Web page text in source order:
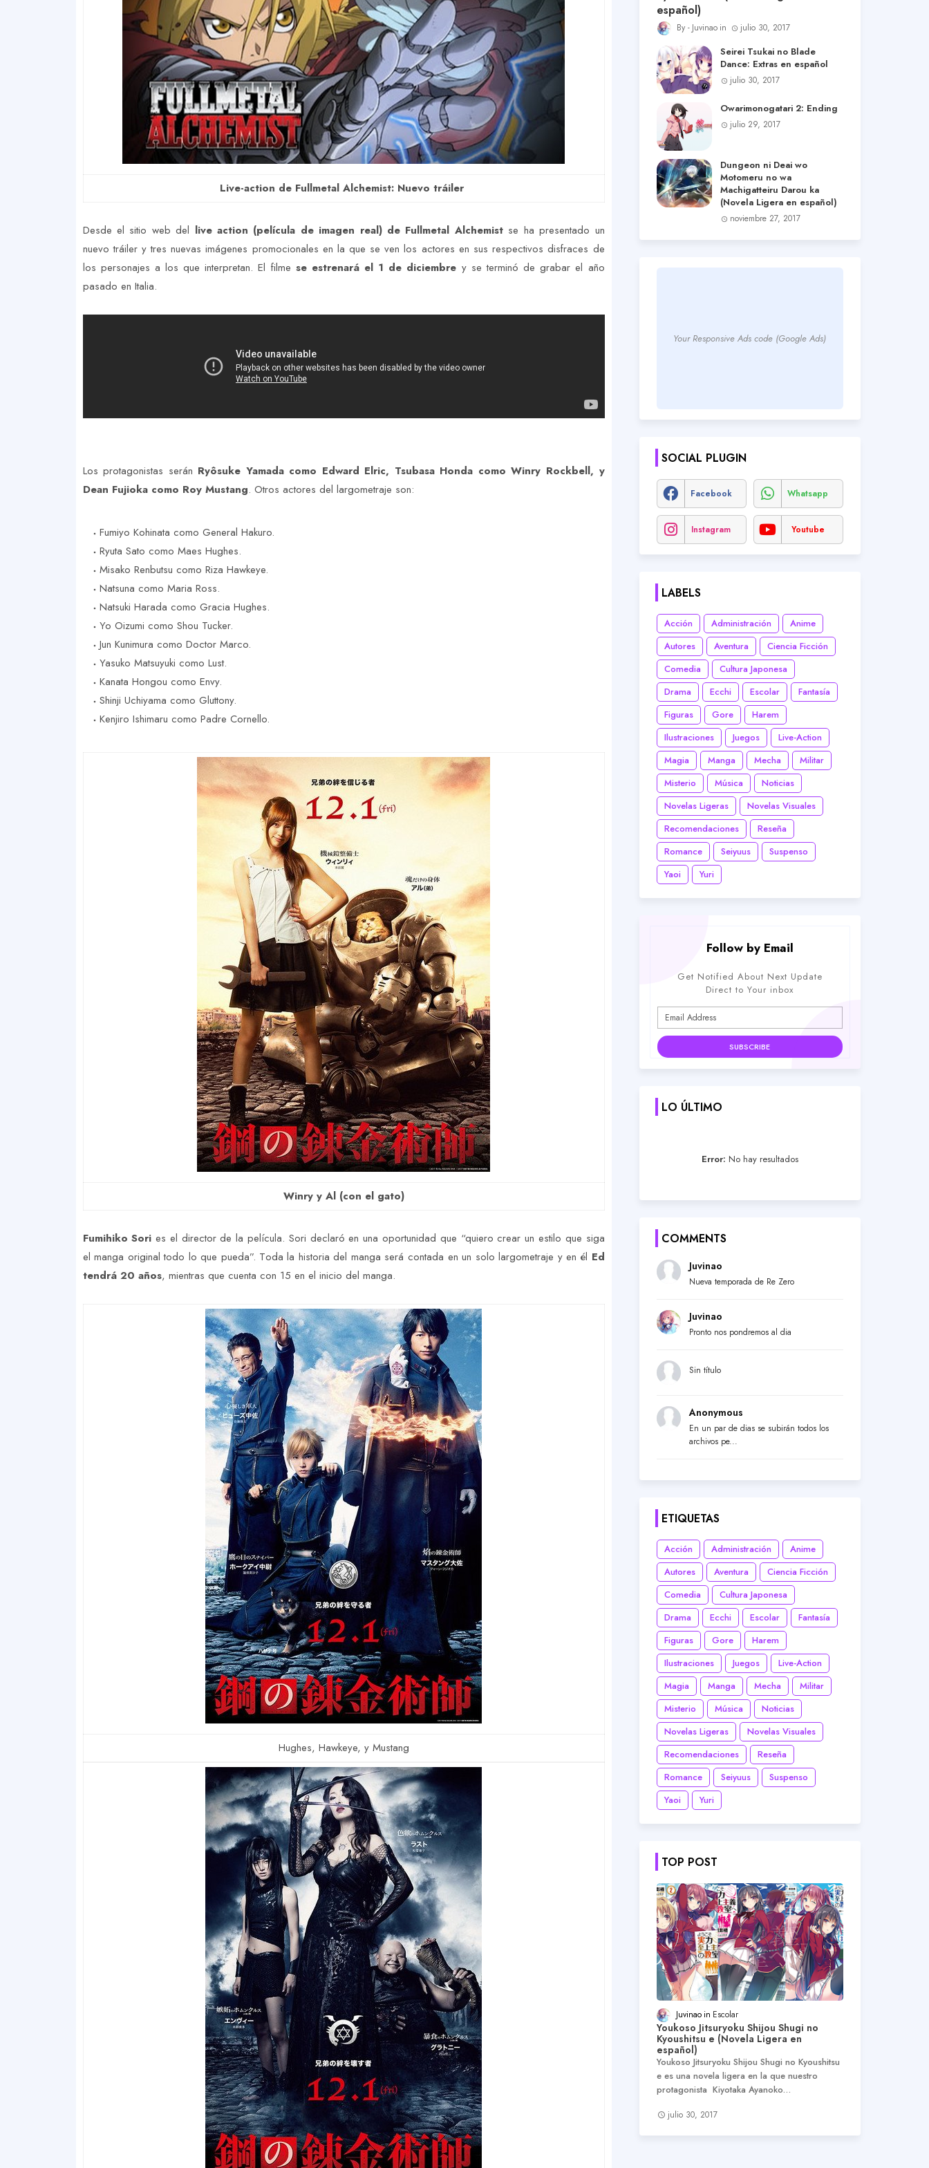
Live-action de Fullmetal Alchemist: Nuevo tráiler
Desde el sitio web del live action (película de imagen real) de Fullmetal Alchemist se ha presentado un
nuevo tráiler y tres nuevas imágenes promocionales en la que se ven los actores en sus respectivos disfraces de
los personajes a los que interpretan. El filme se estrenará el 1 de diciembre y se terminó de grabar el año
pasado en Italia.
Los protagonistas serán Ryôsuke Yamada como Edward Elric, Tsubasa Honda como Winry Rockbell, y
Dean Fujioka como Roy Mustang. Otros actores del largometraje son:
Fumiyo Kohinata como General Hakuro.
Ryuta Sato como Maes Hughes.
Misako Renbutsu como Riza Hawkeye.
Natsuna como Maria Ross.
Natsuki Harada como Gracia Hughes.
Yo Oizumi como Shou Tucker.
Jun Kunimura como Doctor Marco.
Yasuko Matsuyuki como Lust.
Kanata Hongou como Envy.
Shinji Uchiyama como Gluttony.
Kenjiro Ishimaru como Padre Cornello.
Winry y Al (con el gato)
Fumihiko Sori es el director de la película. Sori declaró en una oportunidad que “quiero crear un estilo que siga
el manga original todo lo que pueda”. Toda la historia del manga será contada en un solo largometraje y en él Ed
tendrá 20 años, mientras que cuenta con 15 en el inicio del manga.
Hughes, Hawkeye, y Mustang
español)
Juvinao julio 30, 2017
Seirei Tsukai no Blade
Dance: Extras en español
julio 30, 2017
Owarimonogatari 2: Ending
julio 29, 2017
Dungeon ni Deai wo
Motomeru no wa
Machigatteiru Darou ka
(Novela Ligera en español)
noviembre 27, 2017
Your Responsive Ads code (Google Ads)
SOCIAL PLUGIN
Facebook Whatsapp
Instagram Youtube
LABELS
Acción Administración
Anime
Autores
Aventura
Ciencia Ficción
Comedia
Cultura Japonesa
Drama
Ecchi Escolar
Fantasía
Figuras
Gore
Harem
Ilustraciones
Juegos
Live-Action
Magia
Manga Mecha
Militar
Misterio
Música
Noticias
Novelas Ligeras
Novelas Visuales
Recomendaciones
Reseña
Romance
Seiyuus
Suspenso
Yaoi
Yuri
Follow by Email
Get Notified About Next Update
Direct to Your inbox
LO ÚLTIMO
Error: No hay resultados
COMMENTS
Juvinao
Nueva temporada de Re Zero
Juvinao
Pronto nos pondremos al dia
Sin título
Anonymous
En un par de dias se subirán todos los
archivos pe...
ETIQUETAS
Acción Administración
Anime
Autores
Aventura
Ciencia Ficción
Comedia
Cultura Japonesa
Drama
Ecchi Escolar
Fantasía
Figuras
Gore
Harem
Ilustraciones
Juegos
Live-Action
Magia
Manga Mecha
Militar
Misterio
Música
Noticias
Novelas Ligeras
Novelas Visuales
Recomendaciones
Reseña
Romance
Seiyuus
Suspenso
Yaoi
Yuri
TOP POST
Juvinao Escolar
Youkoso Jitsuryoku Shijou Shugi no
Kyoushitsu e (Novela Ligera en
español)
Youkoso Jitsuryoku Shijou Shugi no Kyoushitsu
e es una novela ligera en la que nuestro
protagonista Kiyotaka Ayanoko…
julio 30, 2017